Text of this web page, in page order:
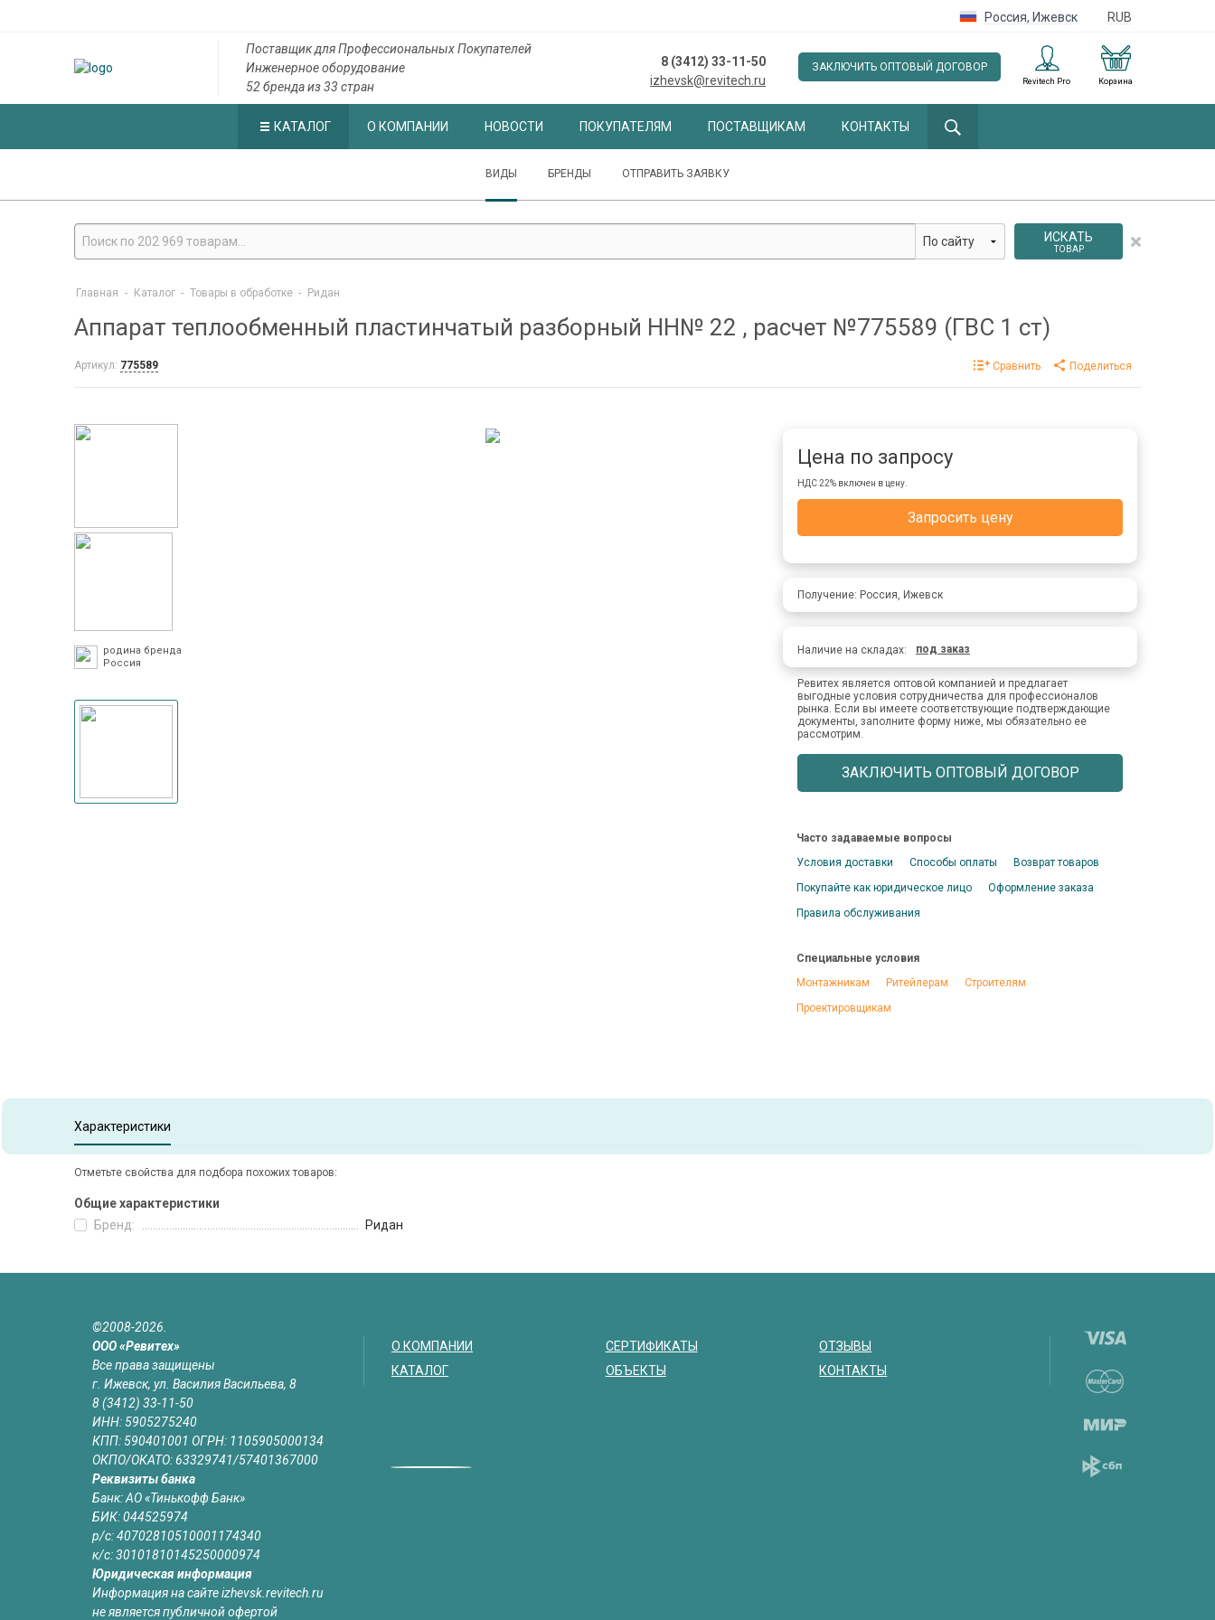
Россия, Ижевск RUB
Корзина
Revitech Pro
ЗАКЛЮЧИТЬ ОПТОВЫЙ ДОГОВОР
8 (3412) 33-11-50
izhevsk@revitech.ru
Поставщик для Профессиональных Покупателей
Инженерное оборудование
52 бренда из 33 стран
КАТАЛОГ О КОМПАНИИ НОВОСТИ ПОКУПАТЕЛЯМ ПОСТАВЩИКАМ КОНТАКТЫ
ВИДЫ БРЕНДЫ ОТПРАВИТЬ ЗАЯВКУ
ИСКАТЬ
ТОВАР
Главная - Каталог - Товары в обработке - Ридан
Аппарат теплообменный пластинчатый разборный НН№ 22 , расчет №775589 (ГВС 1 ст)
Артикул: 775589 Сравнить Поделиться
родина бренда
Россия
Цена по запросу
НДС 22% включен в цену.
Запросить цену
Получение: Россия, Ижевск
Наличие на складах: под заказ
Ревитех является оптовой компанией и предлагает
выгодные условия сотрудничества для профессионалов
рынка. Если вы имеете соответствующие подтверждающие
документы, заполните форму ниже, мы обязательно ее
рассмотрим.
ЗАКЛЮЧИТЬ ОПТОВЫЙ ДОГОВОР
Часто задаваемые вопросы
Условия доставки
Способы оплаты
Возврат товаров
Покупайте как юридическое лицо
Оформление заказа
Правила обслуживания
Специальные условия
Монтажникам
Ритейлерам
Строителям
Проектировщикам
Характеристики
Отметьте свойства для подбора похожих товаров:
Общие характеристики
Бренд:
Ридан
©2008-2026.
ООО «Ревитех»
Все права защищены
г. Ижевск, ул. Василия Васильева, 8
8 (3412) 33-11-50
ИНН: 5905275240
КПП: 590401001 ОГРН: 1105905000134
ОКПО/ОКАТО: 63329741/57401367000
Реквизиты банка
Банк: АО «Тинькофф Банк»
БИК: 044525974
р/с: 40702810510001174340
к/с: 30101810145250000974
Юридическая информация
Информация на сайте izhevsk.revitech.ru
не является публичной офертой
О КОМПАНИИ
КАТАЛОГ
СЕРТИФИКАТЫ
ОБЪЕКТЫ
ОТЗЫВЫ
КОНТАКТЫ